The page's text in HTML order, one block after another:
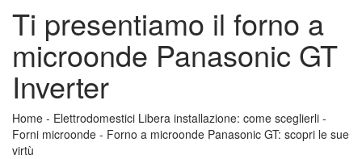
Ti presentiamo il forno a
microonde Panasonic GT
Inverter
Home - Elettrodomestici Libera installazione: come sceglierli -
Forni microonde - Forno a microonde Panasonic GT: scopri le sue
virtù